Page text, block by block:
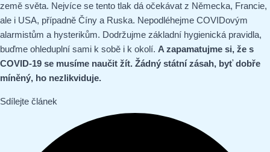
země světa. Nejvíce se tento tlak dá očekávat z Německa, Francie,
ale i USA, případně Číny a Ruska. Nepodléhejme COVIDovým
alarmistům a hysterikům. Dodržujme základní hygienická pravidla,
buďme ohleduplní sami k sobě i k okolí. A zapamatujme si, že s
COVID-19 se musíme naučit žít. Žádný státní zásah, byť dobře
míněný, ho nezlikviduje.
Sdílejte článek